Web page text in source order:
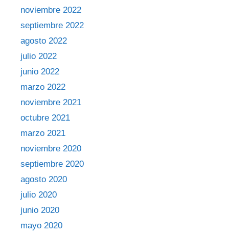
noviembre 2022
septiembre 2022
agosto 2022
julio 2022
junio 2022
marzo 2022
noviembre 2021
octubre 2021
marzo 2021
noviembre 2020
septiembre 2020
agosto 2020
julio 2020
junio 2020
mayo 2020